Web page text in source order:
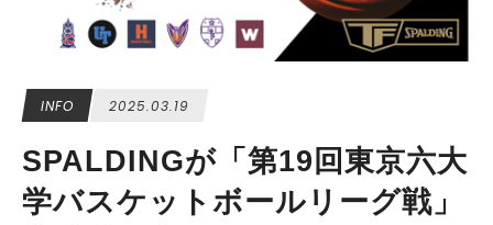
INFO 2025.03.19
SPALDINGが「第19回東京六大
学バスケットボールリーグ戦」